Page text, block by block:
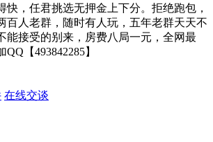
快，任君挑选无押金上下分。拒绝跑包，
百人老群，随时有人玩，五年老群天天不
能接受的别来，房费八局一元，全网最
【493842285】
在线交谈